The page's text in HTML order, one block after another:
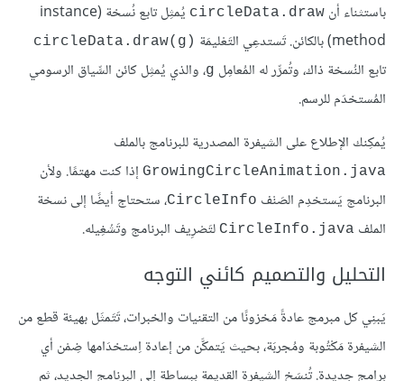
باستثناء أن circleData.draw
يُمثِل تابع نُسخة (instance
method) بالكائن. تَستدعِي التَعْليمَة
circleData.draw(g)‎
تابع النُسخة ذاك، وتُمرِّر له المُعامِل g، والذي يُمثِل كائن السِّياق الرسومي
المُستخدَم للرسم.
يُمكِنك الإطلاع على الشيفرة المصدرية للبرنامج بالملف
GrowingCircleAnimation.java إذا كنت مهتمًا. ولأن
البرنامج يَستخدِم الصَنْف CircleInfo، ستحتاج أيضًا إلى نسخة
الملف CircleInfo.java لتَصْرِيف البرنامج وتَشْغِيله.
التحليل والتصميم كائني التوجه
يَبنِي كل مبرمج عادةً مَخزونًا من التقنيات والخبرات، تَتَمثَل بهيئة قطع من
الشيفرة مَكْتُوبة ومُجربَة، بحيث يَتمكَّن من إعادة اِستخدَامها ضِمْن أي
برامج جديدة. تُنسَخ الشيفرة القديمة ببساطة إلى البرنامج الجديد، ثم